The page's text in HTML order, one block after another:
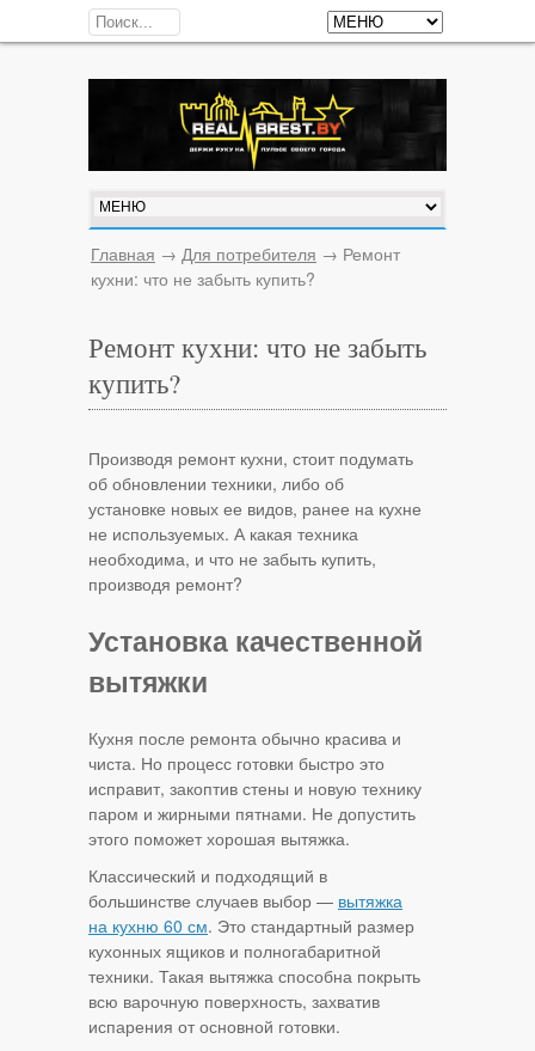
Главная → Для потребителя → Ремонт
кухни: что не забыть купить?
Ремонт кухни: что не забыть
купить?
Производя ремонт кухни, стоит подумать
об обновлении техники, либо об
установке новых ее видов, ранее на кухне
не используемых. А какая техника
необходима, и что не забыть купить,
производя ремонт?
Установка качественной
вытяжки
Кухня после ремонта обычно красива и
чиста. Но процесс готовки быстро это
исправит, закоптив стены и новую технику
паром и жирными пятнами. Не допустить
этого поможет хорошая вытяжка.
Классический и подходящий в
большинстве случаев выбор — вытяжка
на кухню 60 см. Это стандартный размер
кухонных ящиков и полногабаритной
техники. Такая вытяжка способна покрыть
всю варочную поверхность, захватив
испарения от основной готовки.